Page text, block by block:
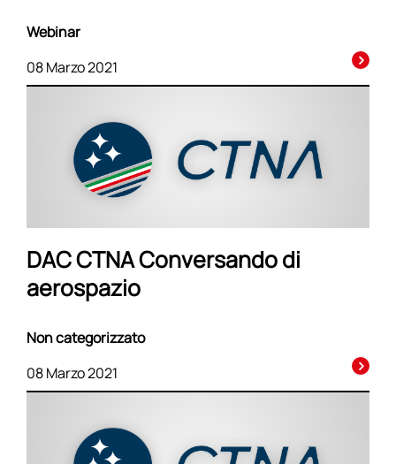
Webinar
08 Marzo 2021
DAC CTNA Conversando di
aerospazio
Non categorizzato
08 Marzo 2021